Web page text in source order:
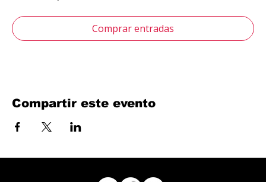
Comprar entradas
Compartir este evento